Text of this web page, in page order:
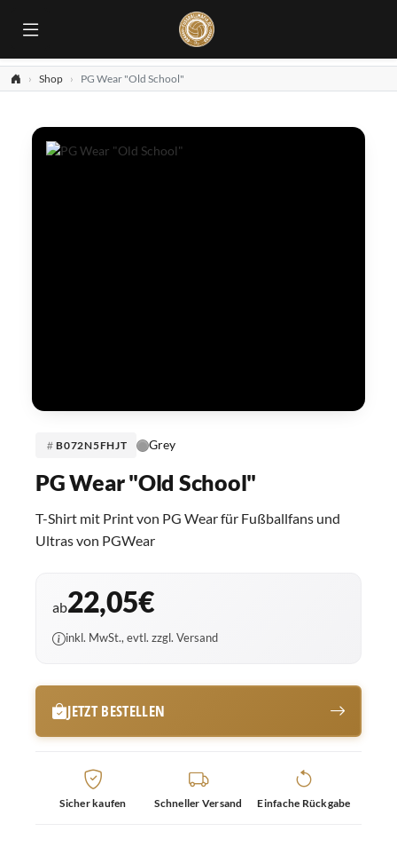
Shop PG Wear "Old School"
B072N5FHJT Grey
PG Wear "Old School"
T-Shirt mit Print von PG Wear für Fußballfans und
Ultras von PGWear
ab22,05€
inkl. MwSt., evtl. zzgl. Versand
JETZT BESTELLEN
Sicher kaufen Schneller Versand Einfache Rückgabe